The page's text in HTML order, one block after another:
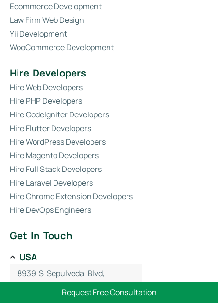
Ecommerce Development
Law Firm Web Design
Yii Development
WooCommerce Development
Hire Developers
Hire Web Developers
Hire PHP Developers
Hire CodeIgniter Developers
Hire Flutter Developers
Hire WordPress Developers
Hire Magento Developers
Hire Full Stack Developers
Hire Laravel Developers
Hire Chrome Extension Developers
Hire DevOps Engineers
Get In Touch
USA
8939 S Sepulveda Blvd,
Los Angeles, CA 90045, USA.
Request Free Consultation